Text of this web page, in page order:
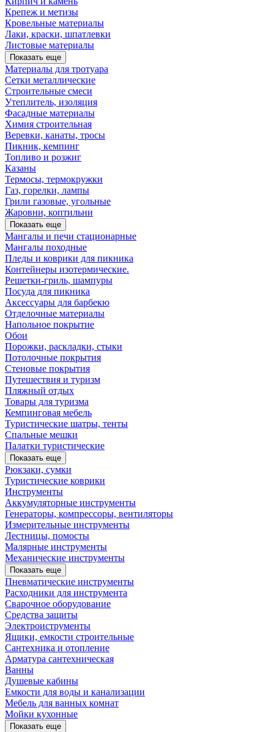
Крепеж и метизы
Кровельные материалы
Лаки, краски, шпатлевки
Листовые материалы
Показать еще
Материалы для тротуара
Сетки металлические
Строительные смеси
Утеплитель, изоляция
Фасадные материалы
Химия строительная
Веревки, канаты, тросы
Пикник, кемпинг
Топливо и розжиг
Казаны
Термосы, термокружки
Газ, горелки, лампы
Грили газовые, угольные
Жаровни, коптильни
Показать еще
Мангалы и печи стационарные
Мангалы походные
Пледы и коврики для пикника
Контейнеры изотермические.
Решетки-гриль, шампуры
Посуда для пикника
Аксессуары для барбекю
Отделочные материалы
Напольное покрытие
Обои
Порожки, раскладки, стыки
Потолочные покрытия
Стеновые покрытия
Путешествия и туризм
Пляжный отдых
Товары для туризма
Кемпинговая мебель
Туристические шатры, тенты
Спальные мешки
Палатки туристические
Показать еще
Рюкзаки, сумки
Туристические коврики
Инструменты
Аккумуляторные инструменты
Генераторы, компрессоры, вентиляторы
Измерительные инструменты
Лестницы, помосты
Малярные инструменты
Механические инструменты
Показать еще
Пневматические инструменты
Расходники для инструмента
Сварочное оборудование
Средства защиты
Электроиструменты
Ящики, емкости строительные
Сантехника и отопление
Арматура сантехническая
Ванны
Душевые кабины
Емкости для воды и канализации
Мебель для ванных комнат
Мойки кухонные
Показать еще